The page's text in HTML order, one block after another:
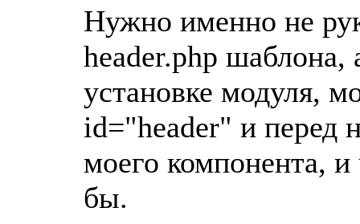
Нужно именно не
header.php шаблона,
установке модуля,
id="header" и перед
моего компонента,
бы.